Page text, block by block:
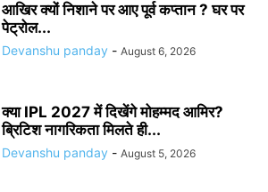
आखिर क्यों निशाने पर आए पूर्व कप्तान ? घर पर
पेट्रोल...
Devanshu panday - August 6, 2026
क्या IPL 2027 में दिखेंगे मोहम्मद आमिर?
ब्रिटिश नागरिकता मिलते ही...
Devanshu panday - August 5, 2026